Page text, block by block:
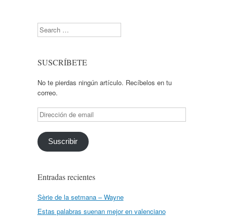
Search
SUSCRÍBETE
No te pierdas ningún artículo. Recíbelos en tu
correo.
Dirección
de
email
Suscribir
Entradas recientes
Sèrie de la setmana – Wayne
Estas palabras suenan mejor en valenciano